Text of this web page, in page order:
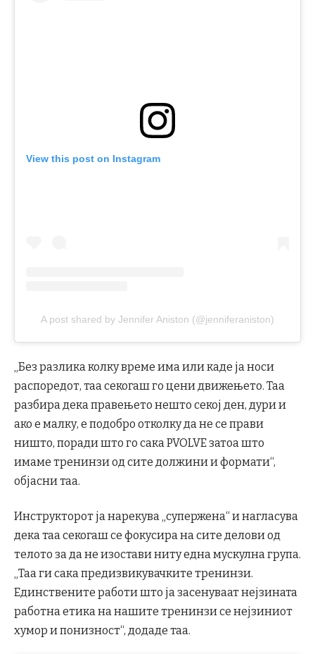
View this post on Instagram
A post shared by Jennifer Aniston (@jenniferaniston)
„Без разлика колку време има или каде ја носи
распоредот, таа секогаш го цени движењето. Таа
разбира дека правењето нешто секој ден, дури и
ако е малку, е подобро отколку да не се прави
ништо, поради што го сака PVOLVE затоа што
имаме тренинзи од сите должини и формати“,
објасни таа.
Инструкторот ја нарекува „супержена“ и нагласува
дека таа секогаш се фокусира на сите делови од
телото за да не изостави ниту една мускулна група.
„Таа ги сака предизвикувачките тренинзи.
Единствените работи што ја засенуваат нејзината
работна етика на нашите тренинзи се нејзиниот
хумор и понизност“, додаде таа.